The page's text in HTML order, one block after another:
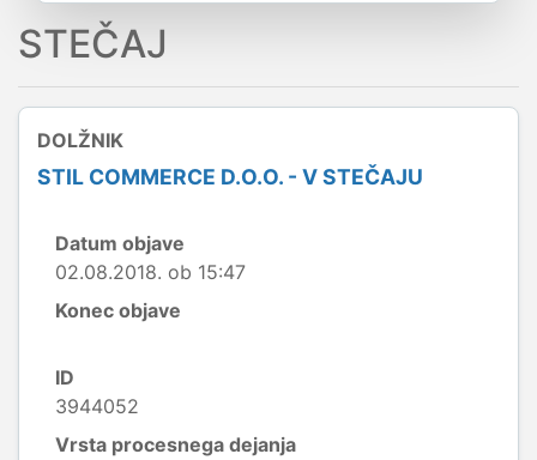
STEČAJ
DOLŽNIK
STIL COMMERCE D.O.O. - V STEČAJU
Datum objave
02.08.2018. ob 15:47
Konec objave
ID
3944052
Vrsta procesnega dejanja